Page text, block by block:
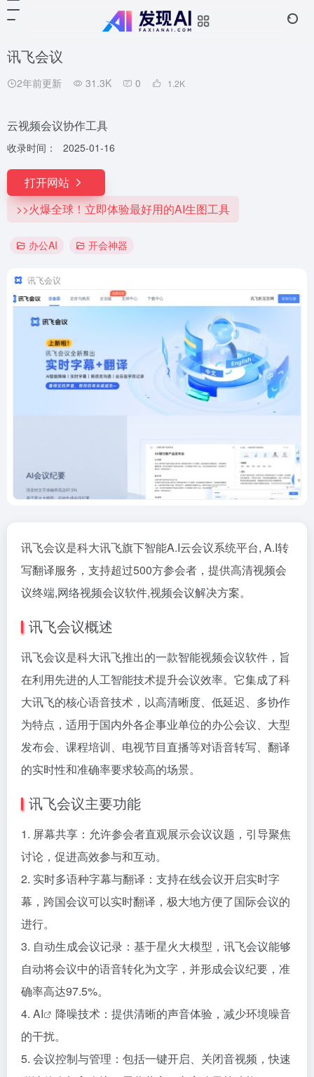
讯飞会议
2年前更新 31.3K 0 1.2K
云视频会议协作工具
收录时间： 2025-01-16
打开网站
>>火爆全球！立即体验最好用的AI生图工具
办公AI 开会神器
讯飞会议
讯飞会议是科大讯飞旗下智能A.I云会议系统平台, A.I转
写翻译服务，支持超过500方参会者，提供高清视频会
议终端,网络视频会议软件,视频会议解决方案。
讯飞会议概述
讯飞会议是科大讯飞推出的一款智能视频会议软件，旨
在利用先进的人工智能技术提升会议效率。它集成了科
大讯飞的核心语音技术，以高清晰度、低延迟、多协作
为特点，适用于国内外各企事业单位的办公会议、大型
发布会、课程培训、电视节目直播等对语音转写、翻译
的实时性和准确率要求较高的场景。
讯飞会议主要功能
1. 屏幕共享：允许参会者直观展示会议议题，引导聚焦
讨论，促进高效参与和互动。
2. 实时多语种字幕与翻译：支持在线会议开启实时字
幕，跨国会议可以实时翻译，极大地方便了国际会议的
进行。
3. 自动生成会议记录：基于星火大模型，讯飞会议能够
自动将会议中的语音转化为文字，并形成会议纪要，准
确率高达97.5%。
4. AI
降噪技术：提供清晰的声音体验，减少环境噪音
的干扰。
5. 会议控制与管理：包括一键开启、关闭音视频，快速